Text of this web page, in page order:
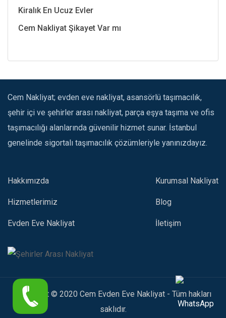
Kiralık En Ucuz Evler
Cem Nakliyat Şikayet Var mı
Cem Nakliyat; evden eve nakliyat, asansörlü taşımacılık,
şehir içi ve şehirler arası nakliyat, parça eşya taşıma ve ofis
taşımacılığı alanlarında güvenilir hizmet sunar. İstanbul
genelinde sigortalı taşımacılık çözümleriyle yanınızdayız.
Hakkımızda
Hizmetlerimiz
Evden Eve Nakliyat
Kurumsal Nakliyat
Blog
İletişim
Copyright © 2020 Cem Evden Eve Nakliyat - Tüm hakları
saklıdır.